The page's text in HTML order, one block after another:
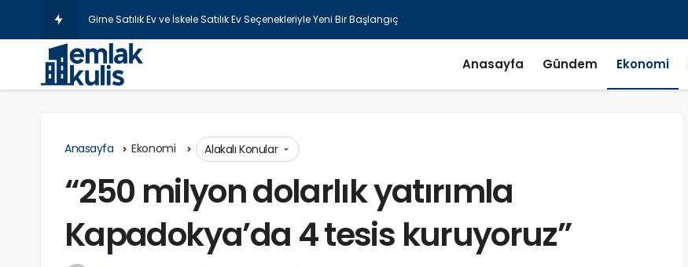
Anasayfa Gündem Ekonomi
Anasayfa Ekonomi Alakalı Konular
“250 milyon dolarlık yatırımla
Kapadokya’da 4 tesis kuruyoruz”